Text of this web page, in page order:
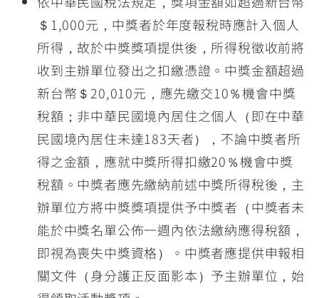
＄1,000元，中獎者於年度報稅時應計入個人
所得，故於中獎獎項提供後，所得稅徵收前將
收到主辦單位發出之扣繳憑證。中獎金額超過
新台幣＄20,010元，應先繳交10％機會中獎
稅額；非中華民國境內居住之個人（即在中華
民國境內居住未達183天者），不論中獎者所
得之金額，應就中獎所得扣繳20％機會中獎
稅額。中獎者應先繳納前述中獎所得稅後，主
辦單位方將中獎獎項提供予中獎者（中獎者未
能於中獎名單公佈一週內依法繳納應得稅額，
即視為喪失中獎資格）。中獎者應提供申報相
關文件（身分護正反面影本）予主辦單位，始